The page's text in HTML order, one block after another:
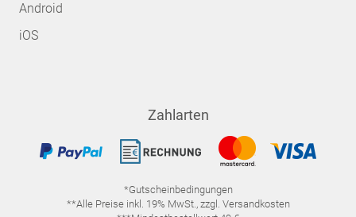
Android
iOS
Zahlarten
*Gutscheinbedingungen
**Alle Preise inkl. 19% MwSt., zzgl. Versandkosten